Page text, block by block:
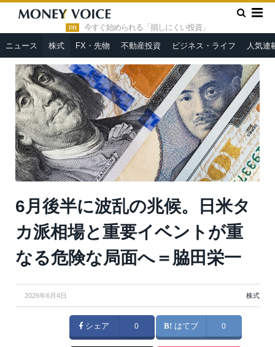
PR 今すぐ始められる「損しにくい投資」
ニュース 株式 FX・先物 不動産投資 ビジネス・ライフ 人気連
HOME » 株式 »
6月後半に波乱の兆候。日米タカ派相場と重要
イベントが重なる危険な局面へ＝脇田栄一
6月後半に波乱の兆候。日米タ
カ派相場と重要イベントが重
なる危険な局面へ＝脇田栄一
2026年6月4日 株式
シェア 0 はてブ 0